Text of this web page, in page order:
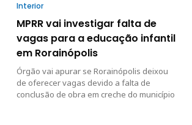
Interior
MPRR vai investigar falta de
vagas para a educação infantil
em Rorainópolis
Órgão vai apurar se Rorainópolis deixou
de oferecer vagas devido a falta de
conclusão de obra em creche do município